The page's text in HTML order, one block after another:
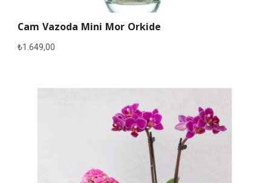
Cam Vazoda Mini Mor Orkide
₺1.649,00